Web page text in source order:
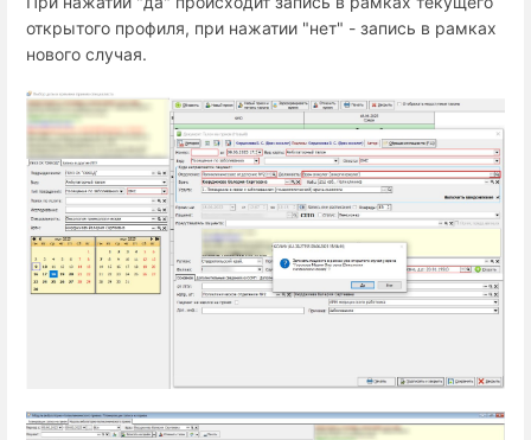
открытого профиля, при нажатии "нет" - запись в рамках
нового случая.